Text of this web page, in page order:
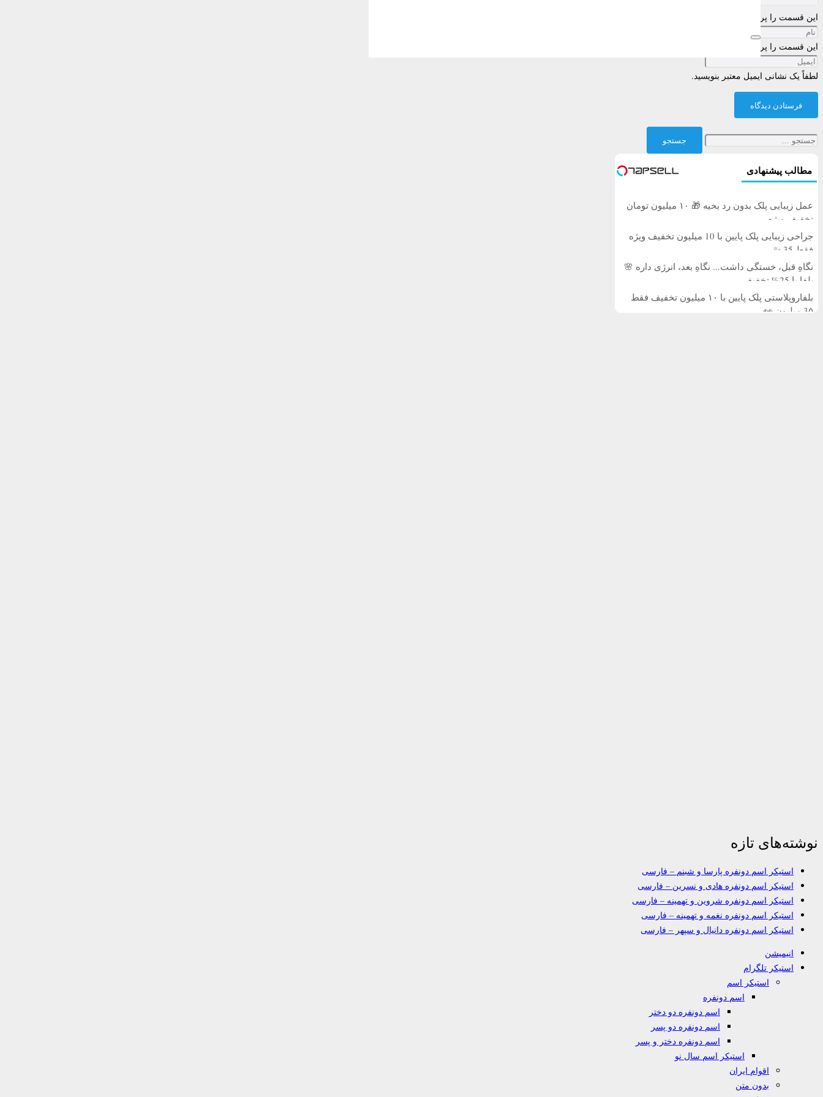
این قسمت را پر کنید
این قسمت را پر کنید
لطفاً یک نشانی ایمیل معتبر بنویسید.
فرستادن دیدگاه
جستجو
برای:
مطالب پیشنهادی
عمل زیبایی پلک بدون رد بخیه 🎁 ۱۰ میلیون تومان
تخفیف ویژه
جراحی زیبایی پلک پایین با 10 میلیون تخفیف ویژه
فقط 35 ✨
نگاهِ قبل، خستگی داشت... نگاهِ بعد، انرژی داره 🌸
بلفا با 25% تخفیف
بلفاروپلاستی پلک پایین با ۱۰ میلیون تخفیف فقط
3۵ میلیون 👀
نوشته‌های تازه
استیکر اسم دونفره پارسا و شبنم – فارسی
استیکر اسم دونفره هادی و نسرین – فارسی
استیکر اسم دونفره شروین و تهمینه – فارسی
استیکر اسم دونفره نغمه و تهمینه – فارسی
استیکر اسم دونفره دانیال و سپهر – فارسی
انیمیشن
استیکر تلگرام
استیکر اسم
اسم دونفره
اسم دونفره دو دختر
اسم دونفره دو پسر
اسم دونفره دختر و پسر
استیکر اسم سال نو
اقوام ایران
بدون متن